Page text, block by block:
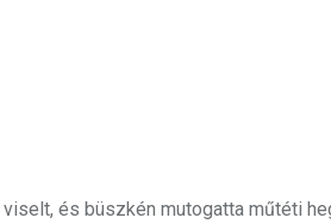
és büszkén mutogatta műtéti